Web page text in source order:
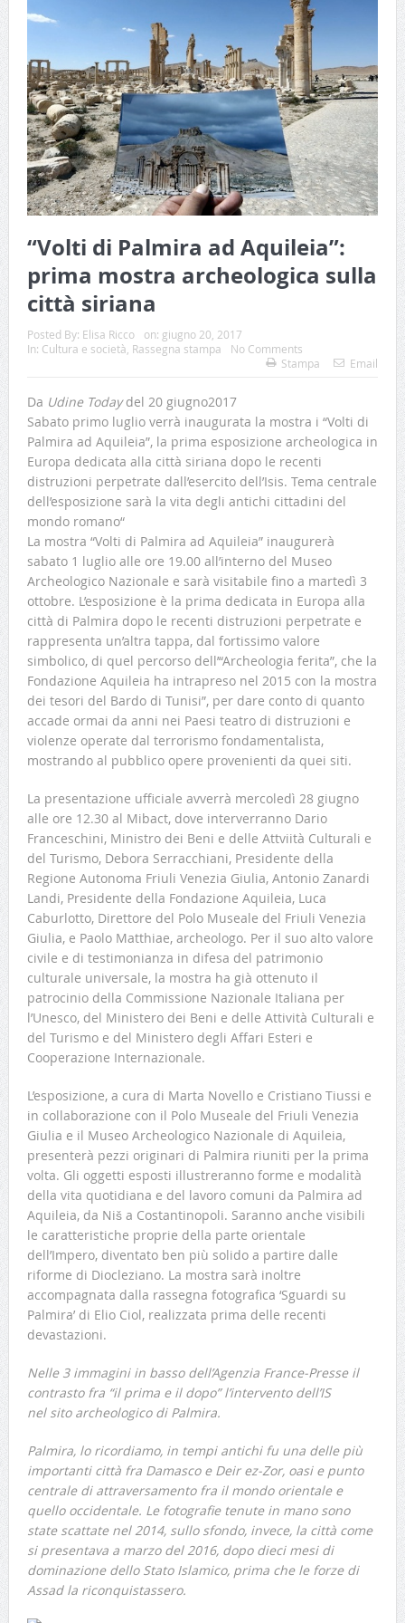
“Volti di Palmira ad Aquileia”:
prima mostra archeologica sulla
città siriana
Posted By: Elisa Ricco on: giugno 20, 2017
In: Cultura e società Rassegna stampa
No Comments
Stampa
Email
Da Udine Todaydel 20 giugno2017
Sabato primo luglio verrà inaugurata la mostra i “Volti di
Palmira ad Aquileia”, la prima esposizione archeologica in
Europa dedicata alla città siriana dopo le recenti
distruzioni perpetrate dall’esercito dell’Isis. Tema centrale
dell’esposizione sarà la vita degli antichi cittadini del
mondo romano“
La mostra “Volti di Palmira ad Aquileia” inaugurerà
sabato 1 luglio alle ore 19.00 all’interno del Museo
Archeologico Nazionale e sarà visitabile fino a martedì 3
ottobre. L’esposizione è la prima dedicata in Europa alla
città di Palmira dopo le recenti distruzioni perpetrate e
rappresenta un’altra tappa, dal fortissimo valore
simbolico, di quel percorso dell’“Archeologia ferita”, che la
Fondazione Aquileia ha intrapreso nel 2015 con la mostra
dei tesori del Bardo di Tunisi”, per dare conto di quanto
accade ormai da anni nei Paesi teatro di distruzioni e
violenze operate dal terrorismo fondamentalista,
mostrando al pubblico opere provenienti da quei siti.
La presentazione ufficiale avverrà mercoledì 28 giugno
alle ore 12.30 al Mibact, dove interverranno Dario
Franceschini, Ministro dei Beni e delle Attviità Culturali e
del Turismo, Debora Serracchiani, Presidente della
Regione Autonoma Friuli Venezia Giulia, Antonio Zanardi
Landi, Presidente della Fondazione Aquileia, Luca
Caburlotto, Direttore del Polo Museale del Friuli Venezia
Giulia, e Paolo Matthiae, archeologo. Per il suo alto valore
civile e di testimonianza in difesa del patrimonio
culturale universale, la mostra ha già ottenuto il
patrocinio della Commissione Nazionale Italiana per
l’Unesco, del Ministero dei Beni e delle Attività Culturali e
del Turismo e del Ministero degli Affari Esteri e
Cooperazione Internazionale.
L’esposizione, a cura di Marta Novello e Cristiano Tiussi e
in collaborazione con il Polo Museale del Friuli Venezia
Giulia e il Museo Archeologico Nazionale di Aquileia,
presenterà pezzi originari di Palmira riuniti per la prima
volta. Gli oggetti esposti illustreranno forme e modalità
della vita quotidiana e del lavoro comuni da Palmira ad
Aquileia, da Niš a Costantinopoli. Saranno anche visibili
le caratteristiche proprie della parte orientale
dell’Impero, diventato ben più solido a partire dalle
riforme di Diocleziano. La mostra sarà inoltre
accompagnata dalla rassegna fotografica ‘Sguardi su
Palmira’ di Elio Ciol, realizzata prima delle recenti
devastazioni.
Nelle 3 immagini in basso dell’Agenzia France-Presse il
contrasto fra “il prima e il dopo” l’intervento dell’IS
nel sito archeologico di Palmira.
Palmira, lo ricordiamo, in tempi antichi fu una delle più
importanti città fra Damasco e Deir ez-Zor, oasi e punto
centrale di attraversamento fra il mondo orientale e
quello occidentale. Le fotografie tenute in mano sono
state scattate nel 2014, sullo sfondo, invece, la città come
si presentava a marzo del 2016, dopo dieci mesi di
dominazione dello Stato Islamico, prima che le forze di
Assad la riconquistassero.